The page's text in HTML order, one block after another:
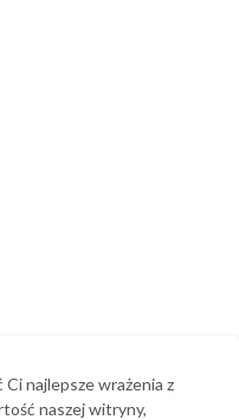
najlepsze wrażenia z
naszej witryny,